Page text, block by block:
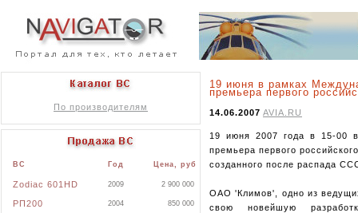
По производителям
ВС Год Цена, руб
Zodiac 601HD 2009 2 900 000
РП200 2004 850 000
19 июня в рамках
премьера первого
14.06.2007 AVIA.RU
19 июня 2007 года в 15-00
премьера первого
созданного после распада
ОАО 'Климов', одно из
свою новейшую